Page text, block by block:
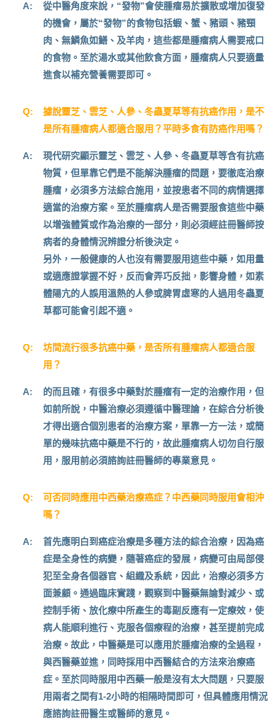
A:
從中醫角度來說，“發物”會使腫瘤易於擴散或增加復發
的機會，屬於“發物”的食物包括蝦、蟹、豬頭、豬頸
肉、無鱗魚如鱔、及羊肉，這些都是腫瘤病人需要戒口
的食物。至於湯水或其他飲食方面，腫瘤病人只要適量
進食以補充營養需要即可。
Q:
據說靈芝、雲芝、人參、冬蟲夏草等有抗癌作用，是不
是所有腫瘤病人都適合服用？平時多食有防癌作用嗎？
A:
現代研究顯示靈芝、雲芝、人參、冬蟲夏草等含有抗癌
物質，但單靠它們是不能解決腫瘤的問題，要徹底治療
腫瘤，必須多方法綜合施用，並按患者不同的病情選擇
適當的治療方案。至於腫瘤病人是否需要服食這些中藥
以增強體質或作為治療的一部分，則必須經註冊醫師按
病者的身體情況辨證分析後決定。
另外，一般健康的人也沒有需要服用這些中藥，如用量
或適應證掌握不好，反而會弄巧反拙，影響身體，如素
體陽亢的人誤用溫熱的人參或脾胃虛寒的人過用冬蟲夏
草都可能會引起不適。
Q:
坊間流行很多抗癌中藥，是否所有腫瘤病人都適合服
用？
A:
的而且確，有很多中藥對於腫瘤有一定的治療作用，但
如前所說，中醫治療必須遵循中醫理論，在綜合分析後
才得出適合個別患者的治療方案，單靠一方一法，或簡
單的幾味抗癌中藥是不行的，故此腫瘤病人切勿自行服
用，服用前必須諮詢註冊醫師的專業意見。
Q:
可否同時應用中西藥治療癌症？中西藥同時服用會相沖
嗎？
A:
首先應明白到癌症治療是多種方法的綜合治療，因為癌
症是全身性的病變，隨著癌症的發展，病變可由局部侵
犯至全身各個器官、組織及系統，因此，治療必須多方
面兼顧。通過臨床實踐，觀察到中醫藥無論對減少、或
控制手術、放化療中所產生的毒副反應有一定療效，使
病人能順利進行、克服各個療程的治療，甚至提前完成
治療。故此，中醫藥是可以應用於腫瘤治療的全過程，
與西醫藥並進，同時採用中西醫結合的方法來治療癌
症。至於同時服用中西藥一般是沒有太大問題，只要服
用兩者之間有1-2小時的相隔時間即可，但具體應用情況
應諮詢註冊醫生或醫師的意見。